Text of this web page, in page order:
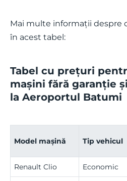
Mai multe informații despre
în acest tabel:
Tabel cu prețuri
mașini fără garanție
la Aeroportul Batumi
Model mașină Tip vehicul
Renault Clio Economic